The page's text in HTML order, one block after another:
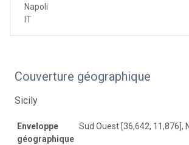
Napoli
IT
Couverture géographique
Sicily
Enveloppe
géographique
Sud Ouest [36,642, 11,876],